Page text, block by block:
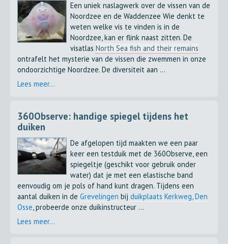
Een uniek naslagwerk over de vissen van de
Noordzee en de Waddenzee Wie denkt te
weten welke vis te vinden is in de
Noordzee, kan er flink naast zitten. De
visatlasNorth Sea fish and their remains
ontrafelt het mysterie van de vissen die zwemmen in onze
ondoorzichtige Noordzee. De diversiteit aan ...
Lees meer...
360Observe: handige spiegel tijdens het
duiken
De afgelopen tijd maakten we een paar
keer een testduik met de 360Observe, een
spiegeltje (geschikt voor gebruik onder
water) dat je met een elastische band
eenvoudig om je pols of hand kunt dragen. Tijdens een
aantal duiken in deGrevelingen bijduikplaats Kerkweg, Den
Osse , probeerde onze duikinstructeur ...
Lees meer...